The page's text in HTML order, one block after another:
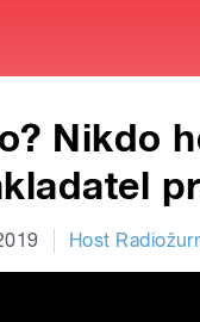
Nikdo
Host